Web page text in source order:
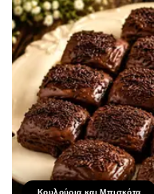
Κουλούρια και Μπισκότα